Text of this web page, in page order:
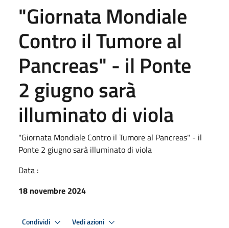
"Giornata Mondiale
Contro il Tumore al
Pancreas" - il Ponte
2 giugno sarà
illuminato di viola
"Giornata Mondiale Contro il Tumore al Pancreas" - il
Ponte 2 giugno sarà illuminato di viola
Data :
18 novembre 2024
Condividi Vedi azioni